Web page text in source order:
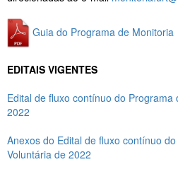
Guia do Programa de Monitoria
EDITAIS VIGENTES
Edital de fluxo contínuo do Programa
2022
Anexos do Edital de fluxo contínuo
Voluntária de 2022